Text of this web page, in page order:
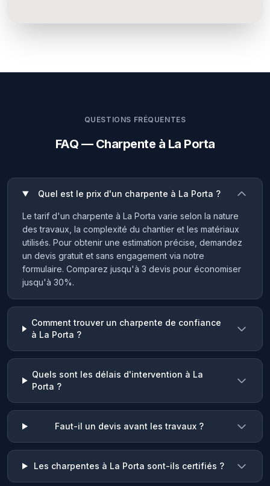
QUESTIONS FRÉQUENTES
FAQ — Charpente à La Porta
Quel est le prix d'un charpente à La Porta ?
Le tarif d'un charpente à La Porta varie selon la nature
des travaux, la complexité du chantier et les matériaux
utilisés. Pour obtenir une estimation précise, demandez
un devis gratuit et sans engagement via notre
formulaire. Comparez jusqu'à 3 devis pour économiser
jusqu'à 30%.
Comment trouver un charpente de confiance
à La Porta ?
Quels sont les délais d'intervention à La
Porta ?
Faut-il un devis avant les travaux ?
Les charpentes à La Porta sont-ils certifiés ?